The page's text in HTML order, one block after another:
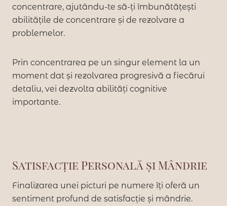
concentrare, ajutându-te să-ți îmbunătățești
abilitățile de concentrare și de rezolvare a
problemelor.
Prin concentrarea pe un singur element la un
moment dat și rezolvarea progresivă a fiecărui
detaliu, vei dezvolta abilități cognitive
importante.
Satisfacție Personală și Mândrie
Finalizarea unei picturi pe numere îți oferă un
sentiment profund de satisfacție și mândrie.